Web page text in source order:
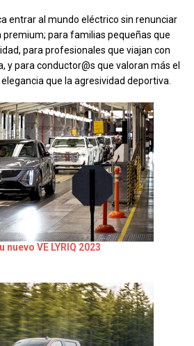
entrar al mundo eléctrico sin renunciar
para familias pequeñas que
para profesionales que viajan con
y para conductor@s que valoran más el
que la agresividad deportiva.
VE LYRIQ 2023